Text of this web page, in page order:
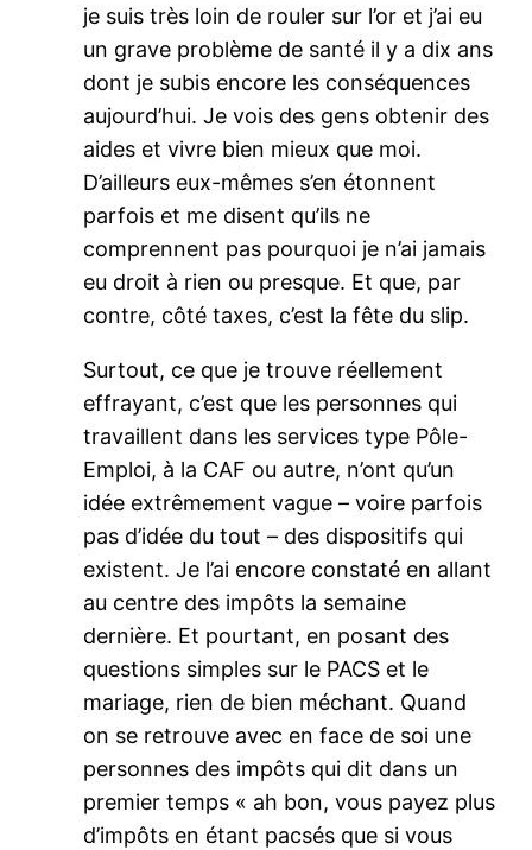
je suis très loin de rouler sur l’or et j’ai eu
un grave problème de santé il y a dix ans
dont je subis encore les conséquences
aujourd’hui. Je vois des gens obtenir des
aides et vivre bien mieux que moi.
D’ailleurs eux-mêmes s’en étonnent
parfois et me disent qu’ils ne
comprennent pas pourquoi je n’ai jamais
eu droit à rien ou presque. Et que, par
contre, côté taxes, c’est la fête du slip.
Surtout, ce que je trouve réellement
effrayant, c’est que les personnes qui
travaillent dans les services type Pôle-
Emploi, à la CAF ou autre, n’ont qu’un
idée extrêmement vague – voire parfois
pas d’idée du tout – des dispositifs qui
existent. Je l’ai encore constaté en allant
au centre des impôts la semaine
dernière. Et pourtant, en posant des
questions simples sur le PACS et le
mariage, rien de bien méchant. Quand
on se retrouve avec en face de soi une
personnes des impôts qui dit dans un
premier temps « ah bon, vous payez plus
d’impôts en étant pacsés que si vous